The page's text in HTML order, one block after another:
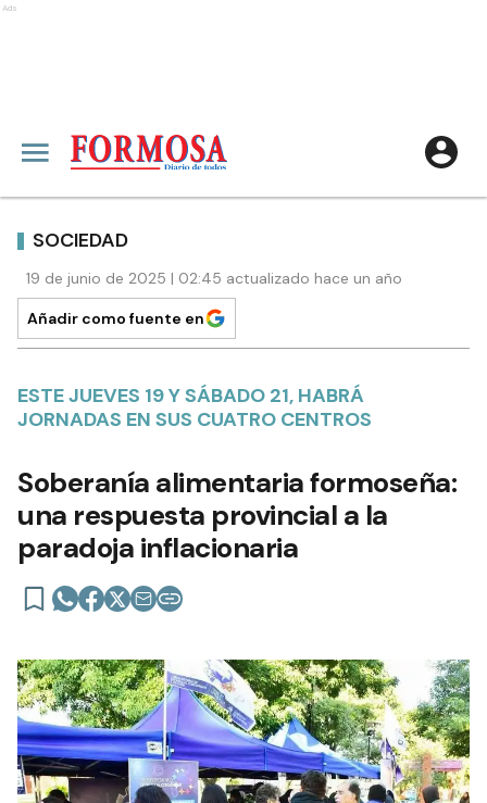
Ads
SOCIEDAD
19 de junio de 2025 | 02:45 actualizado hace un año
Añadir como fuente en
ESTE JUEVES 19 Y SÁBADO 21, HABRÁ
JORNADAS EN SUS CUATRO CENTROS
Soberanía alimentaria formoseña:
una respuesta provincial a la
paradoja inflacionaria